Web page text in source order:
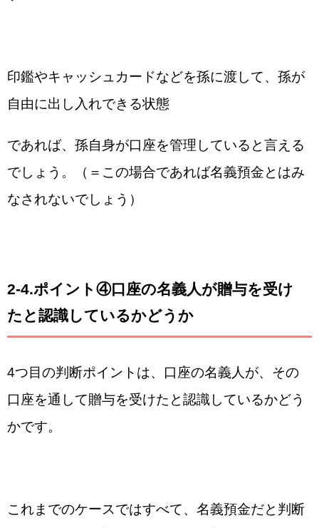
印鑑やキャッシュカードなどを孫に渡して、孫が
自由に出し入れできる状態
であれば、孫自身が口座を管理していると言える
でしょう。（＝この場合であれば名義預金とはみ
なされないでしょう）
2-4.ポイント④口座の名義人が贈与を受け
たと認識しているかどうか
4つ目の判断ポイントは、口座の名義人が、その
口座を通して贈与を受けたと認識しているかどう
かです。
これまでのケースではすべて、名義預金だと判断